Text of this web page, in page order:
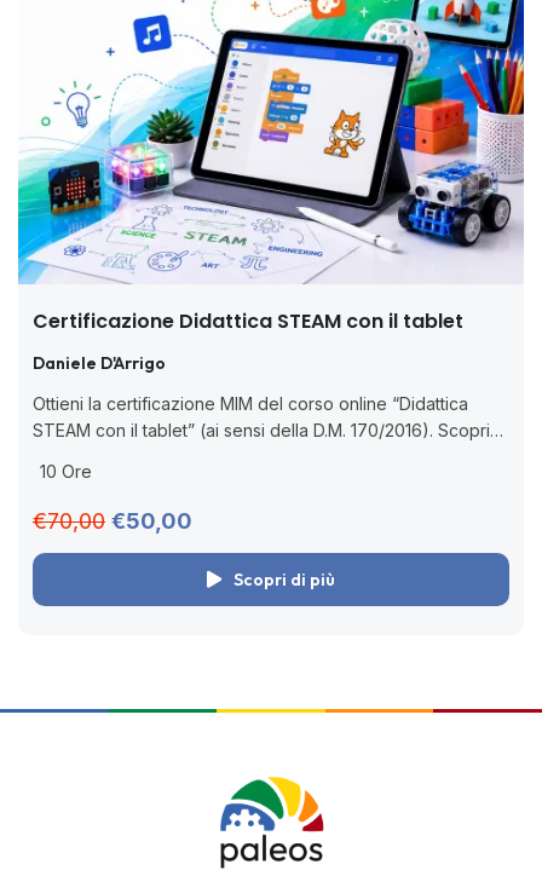
Certificazione Didattica STEAM con il tablet
Daniele D'Arrigo
Ottieni la certificazione MIM del corso online “Didattica
STEAM con il tablet” (ai sensi della D.M. 170/2016). Scopri
modo...
10 Ore
€70,00 €50,00
Scopri di più